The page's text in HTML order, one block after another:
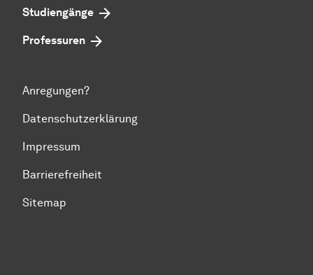
Studiengänge
Professuren
Anregungen?
Datenschutzerklärung
Impressum
Barrierefreiheit
Sitemap